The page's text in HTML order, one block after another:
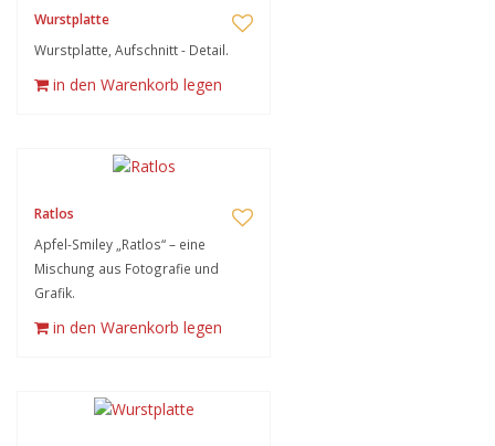
Wurstplatte
Wurstplatte, Aufschnitt - Detail.
in den Warenkorb legen
Ratlos
Apfel-Smiley „Ratlos“ – eine
Mischung aus Fotografie und
Grafik.
in den Warenkorb legen